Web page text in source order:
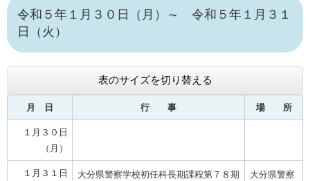
令和５年１月３０日（月）～ 令和５年１月３１
日（火）
表のサイズを切り替える
月 日 行 事 場 所
１月３０日
（月）
１月３１日
大分県警察学校初任科長期課程第７８期
大分県警察